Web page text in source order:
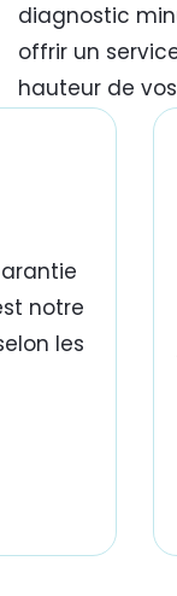
diagnostic
offrir un
hauteur de
travaux de
notre
les